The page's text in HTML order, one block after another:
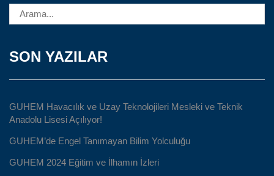
SON YAZILAR
GUHEM Havacılık ve Uzay Teknolojileri Mesleki ve Teknik
Anadolu Lisesi Açılıyor!
GUHEM’de Engel Tanımayan Bilim Yolculuğu
GUHEM 2024 Eğitim ve İlhamın İzleri